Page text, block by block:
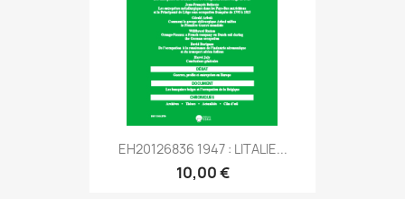
EH20126836 1947 : LITALIE...
10,00 €